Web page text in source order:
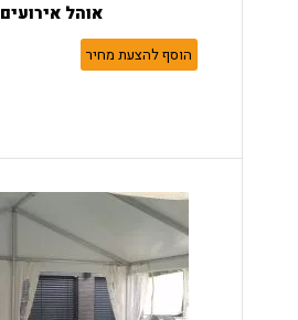
אוהל אירועים
הוסף להצעת מחיר